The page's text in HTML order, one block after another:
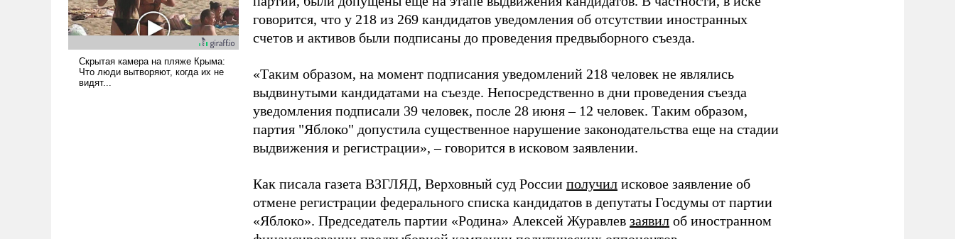
перед Китаем.
говорится, что у 218 из 269 кандидатов уведомления об отсутствии иностранных
счетов и активов были подписаны до проведения предвыборного съезда.
«Таким образом, на момент подписания уведомлений 218 человек не являлись
выдвинутыми кандидатами на съезде. Непосредственно в дни проведения съезда
уведомления подписали 39 человек, после 28 июня – 12 человек. Таким образом,
партия "Яблоко" допустила существенное нарушение законодательства еще на стадии
выдвижения и регистрации», – говорится в исковом заявлении.
Как писала газета ВЗГЛЯД, Верховный суд России получил исковое заявление об
отмене регистрации федерального списка кандидатов в депутаты Госдумы от партии
«Яблоко». Председатель партии «Родина» Алексей Журавлев заявил об иностранном